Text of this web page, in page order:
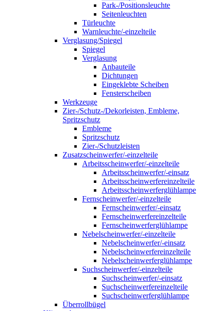
Park-/Positionsleuchte
Seitenleuchten
Türleuchte
Warnleuchte/-einzelteile
Verglasung/Spiegel
Spiegel
Verglasung
Anbauteile
Dichtungen
Eingeklebte Scheiben
Fensterscheiben
Werkzeuge
Zier-/Schutz-/Dekorleisten, Embleme,
Spritzschutz
Embleme
Spritzschutz
Zier-/Schutzleisten
Zusatzscheinwerfer/-einzelteile
Arbeitsscheinwerfer/-einzelteile
Arbeitsscheinwerfer/-einsatz
Arbeitsscheinwerfereinzelteile
Arbeitsscheinwerferglühlampe
Fernscheinwerfer/-einzelteile
Fernscheinwerfer/-einsatz
Fernscheinwerfereinzelteile
Fernscheinwerferglühlampe
Nebelscheinwerfer/-einzelteile
Nebelscheinwerfer/-einsatz
Nebelscheinwerfereinzelteile
Nebelscheinwerferglühlampe
Suchscheinwerfer/-einzelteile
Suchscheinwerfer/-einsatz
Suchscheinwerfereinzelteile
Suchscheinwerferglühlampe
Überrollbügel